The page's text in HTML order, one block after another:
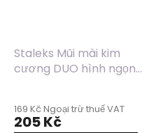
Staleks Mũi mài kim
cương DUO hình ngọn
169 Kč Ngoại trừ thuế VAT
205 Kč